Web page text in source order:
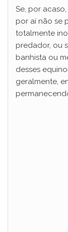
Se, por
por aí não se
totalmente
predador, ou
banhista ou
desses
geralmente,